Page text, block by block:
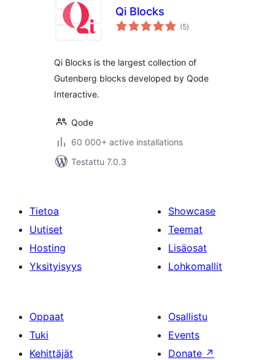
Qi Blocks
(5arvosanat
yhteensä
)
Qi Blocks is the largest collection of
Gutenberg blocks developed by Qode
Interactive.
Qode
60 000+ active installations
Testattu 7.0.3
Tietoa
Uutiset
Hosting
Yksityisyys
Showcase
Teemat
Lisäosat
Lohkomallit
Oppaat
Tuki
Kehittäjät
Osallistu
Events
Donate ↗